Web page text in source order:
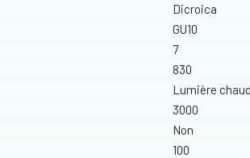
Dicroica
GU10
7
830
Lumière
3000
Non
100